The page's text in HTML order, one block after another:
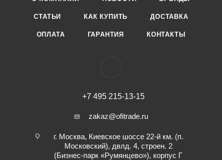
СТАТЬИ КАК КУПИТЬ ДОСТАВКА
ОПЛАТА ГАРАНТИЯ КОНТАКТЫ
+7 495 215-13-15
zakaz@ofitrade.ru
г. Москва, Киевское шоссе 22-й км. (п.
Московский), двлд. 4, строен. 2
(Бизнес-парк «Румянцево»), корпус Г